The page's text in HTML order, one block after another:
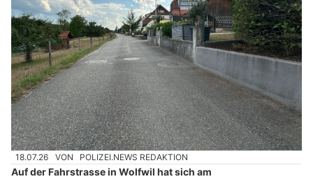
18.07.26 VON POLIZEI.NEWS REDAKTION
Auf der Fahrstrasse in Wolfwil hat sich am